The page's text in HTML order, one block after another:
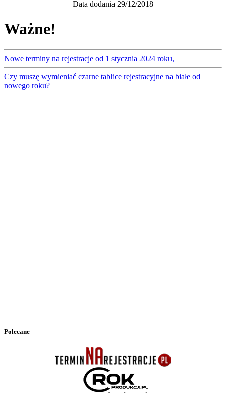
Data dodania 29/12/2018
Ważne!
Nowe terminy na rejestracje od 1 stycznia 2024 roku,
Czy muszę wymieniać czarne tablice rejestracyjne na białe od
nowego roku?
Polecane